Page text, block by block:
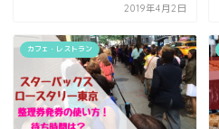
2019年4月2日
カフェ・レストラン